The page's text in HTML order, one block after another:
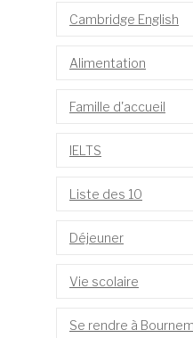
Cambridge English
Alimentation
Famille d'accueil
IELTS
Liste des 10
Déjeuner
Vie scolaire
Se rendre à